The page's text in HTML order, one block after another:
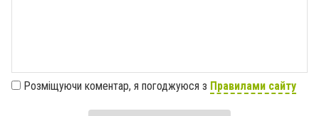
Розміщуючи коментар, я погоджуюся з Правилами сайту